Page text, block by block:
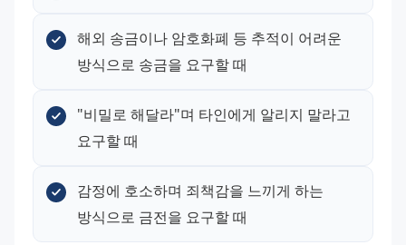
해외 송금이나 암호화폐 등 추적이 어려운
방식으로 송금을 요구할 때
"비밀로 해달라"며 타인에게 알리지 말라고
요구할 때
감정에 호소하며 죄책감을 느끼게 하는
방식으로 금전을 요구할 때